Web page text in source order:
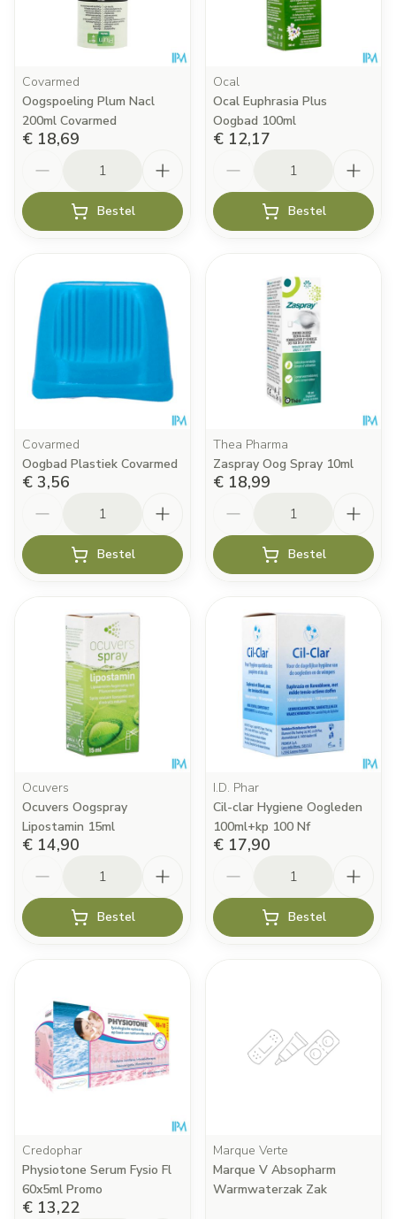
Covarmed
Oogspoeling Plum Nacl
200ml Covarmed
€ 18,69
Bestel
Ocal
Ocal Euphrasia Plus
Oogbad 100ml
€ 12,17
Bestel
Covarmed
Oogbad Plastiek Covarmed
€ 3,56
Bestel
Thea Pharma
Zaspray Oog Spray 10ml
€ 18,99
Bestel
Ocuvers
Ocuvers Oogspray
Lipostamin 15ml
€ 14,90
Bestel
I.D. Phar
Cil-clar Hygiene Oogleden
100ml+kp 100 Nf
€ 17,90
Bestel
Credophar
Physiotone Serum Fysio Fl
60x5ml Promo
€ 13,22
Marque Verte
Marque V Absopharm
Warmwaterzak Zak